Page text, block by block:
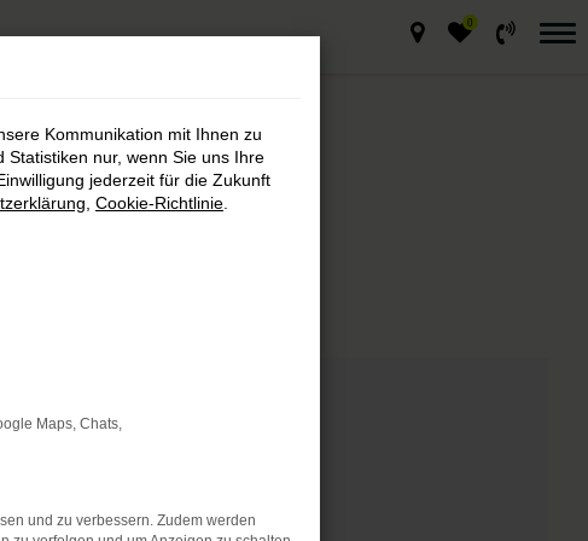
0
Fahrzeug.
Kommunikation mit Ihnen zu
nur, wenn Sie uns Ihre
jederzeit für die Zukunft
Cookie-Richtlinie
Maps, Chats,
und zu verbessern. Zudem werden